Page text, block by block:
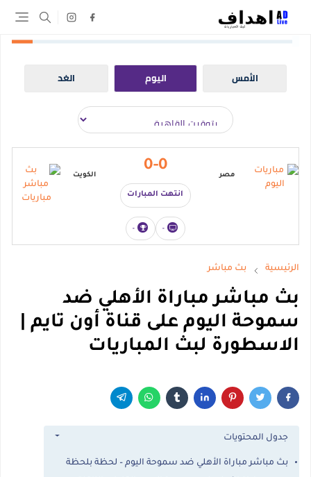
الأمس اليوم الغد
مصر
0-0
انتهت المبارات
-
-
الكويت
الرئيسية بث مباشر
بث مباشر مباراة الأهلي ضد
سموحة اليوم على قناة أون تايم |
الاسطورة لبث المباريات
جدول المحتويات
بث مباشر مباراة الأهلي ضد سموحة اليوم – لحظة بلحظة